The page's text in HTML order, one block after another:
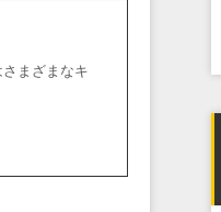
まざまなキ